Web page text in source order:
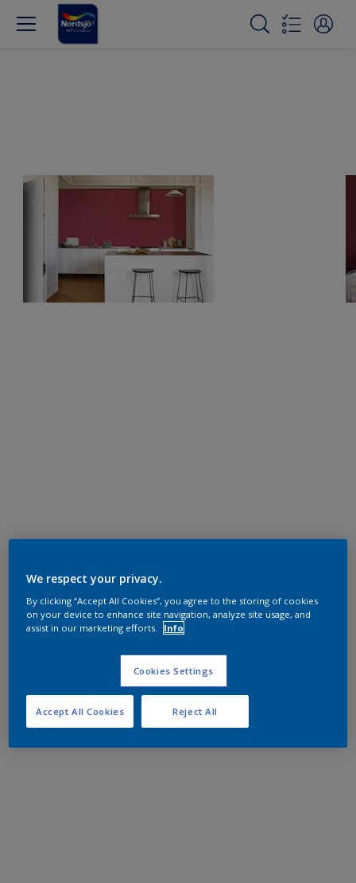
We respect your privacy.
By clicking “Accept All Cookies”, you agree to the storing of cookies
on your device to enhance site navigation, analyze site usage, and
assist in our marketing efforts.
Info
Cookies Settings
Reject All
Accept All Cookies